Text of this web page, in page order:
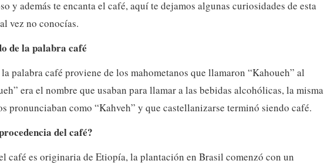
y además te encanta el café, aquí te dejamos algunas curiosidades de esta
vez no conocías.
de la palabra café
palabra café proviene de los mahometanos que llamaron “Kahoueh” al
era el nombre que usaban para llamar a las bebidas alcohólicas, la misma
pronunciaban como “Kahveh” y que castellanizarse terminó siendo café.
del café?
café es originaria de Etiopía, la plantación en Brasil comenzó con un